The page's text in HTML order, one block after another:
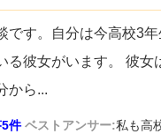
です。自分は今高校3年
る彼女がいます。 彼女
から...
件 ベストアンサー:私も高